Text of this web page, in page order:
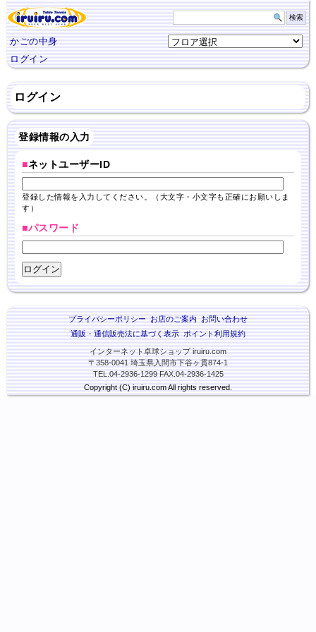
かごの中身
ログイン
ログイン
登録情報の入力
■ネットユーザーID
登録した情報を入力してください。（大文字・小文字も正確にお願いしま
す）
■パスワード
プライバシーポリシー お店のご案内 お問い合わせ
通販・通信販売法に基づく表示 ポイント利用規約
インターネット卓球ショップ iruiru.com
〒358-0041 埼玉県入間市下谷ヶ貫874-1
TEL.04-2936-1299 FAX.04-2936-1425
Copyright (C) iruiru.com All rights reserved.